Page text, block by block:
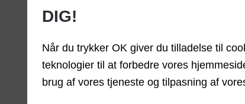
SEND BESKED
DIG!
Når du trykker OK giver du tilladelse til
teknologier til at forbedre vores
brug af vores tjeneste og tilpasning af